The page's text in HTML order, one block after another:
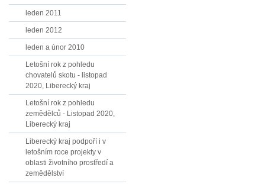
leden 2011
leden 2012
leden a únor 2010
Letošní rok z pohledu
chovatelů skotu - listopad
2020, Liberecký kraj
Letošní rok z pohledu
zemědělců - Listopad 2020,
Liberecký kraj
Liberecký kraj podpoří i v
letošním roce projekty v
oblasti životního prostředí a
zemědělství